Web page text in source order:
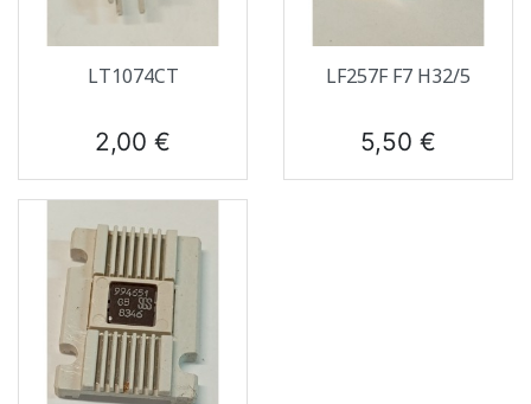
LT1074CT
Prix
2,00 €
LF257F F7 H32/5
Prix
5,50 €